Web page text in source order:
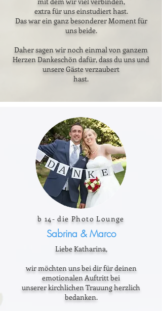
extra für uns einstudiert hast.
Das war ein ganz besonderer Moment für
uns beide.
Daher sagen wir noch einmal von ganzem
Herzen Dankeschön dafür, dass du uns und
unsere Gäste verzaubert
hast.
b 14- die Photo Lounge
Sabrina & Marco
Liebe Katharina,
wir möchten uns bei dir für deinen
emotionalen Auftritt bei
unserer kirchlichen Trauung herzlich
bedanken.